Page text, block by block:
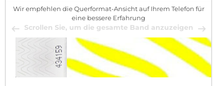
Wir empfehlen die Querformat-Ansicht auf Ihrem Telefon für
eine bessere Erfahrung
Scrollen Sie, um die gesamte Band anzuzeigen